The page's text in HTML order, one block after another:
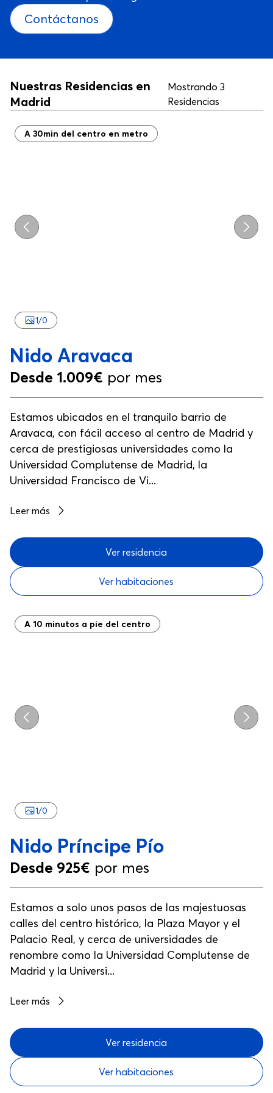
Contáctanos
Nuestras Residencias en
Madrid
Mostrando 3
Residencias
Previo
1/0
A 30min del centro en metro
Nido Aravaca
Desde 1.009€ por mes
Estamos ubicados en el tranquilo barrio de
Aravaca, con fácil acceso al centro de Madrid y
cerca de prestigiosas universidades como la
Universidad Complutense de Madrid, la
Universidad Francisco de Vi...
Leer más
Ver residencia
Ver habitaciones
Previo
1/0
A 10 minutos a pie del centro
Nido Príncipe Pío
Desde 925€ por mes
Estamos a solo unos pasos de las majestuosas
calles del centro histórico, la Plaza Mayor y el
Palacio Real, y cerca de universidades de
renombre como la Universidad Complutense de
Madrid y la Universi...
Leer más
Ver residencia
Ver habitaciones